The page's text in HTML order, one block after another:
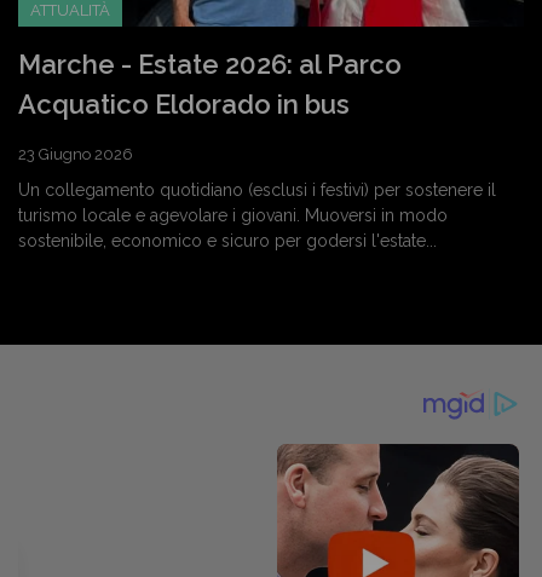
ATTUALITÀ
Marche - Estate 2026: al Parco
Acquatico Eldorado in bus
23 Giugno 2026
Un collegamento quotidiano (esclusi i festivi) per sostenere il
turismo locale e agevolare i giovani. Muoversi in modo
sostenibile, economico e sicuro per godersi l'estate...